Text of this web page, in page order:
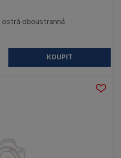
ostrá oboustranná
KOUPIT